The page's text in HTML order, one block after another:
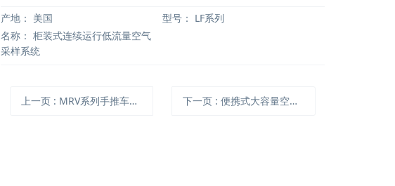
产地： 美国 型号： LF系列
名称： 柜装式连续运行低流量空气
采样系统
上一页 : MRV系列手推车式连续作业恒流空气采样系统 下一页 : 便携式大容量空气采样器